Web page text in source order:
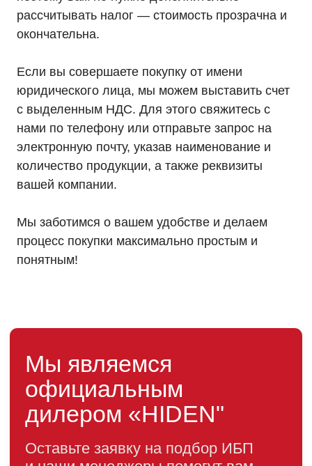
рассчитывать налог — стоимость прозрачна и
окончательна.
Если вы совершаете покупку от имени
юридического лица, мы можем выставить счет
с выделенным НДС. Для этого свяжитесь с
нами по телефону или отправьте запрос на
электронную почту, указав наименование и
количество продукции, а также реквизиты
вашей компании.
Мы заботимся о вашем удобстве и делаем
процесс покупки максимально простым и
понятным!
Режим работы: Пн-Пт: 9:00 —
18:00
info@ibp-hiden.ru
Адрес:
г. Москва, 2-й Южнопортовый
проезд, д. 10, стр. 11
Информация, размещенная на сайте, не является
8 (800) 444-75-17